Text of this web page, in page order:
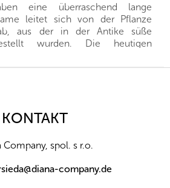
eine überraschend lange
leitet sich von der Pflanze
ab, aus der in der Antike süße
wurden. Die heutigen
dasselbe – eine leichte, luftige
– die visuelle. Die niedlichen
überzeugt, sondern auch ein
aus zarter Textur und
KONTAKT
Company, spol. s r.o.
company.de